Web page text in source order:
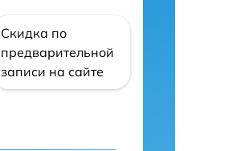
Скидка по
предварительной
записи на сайте